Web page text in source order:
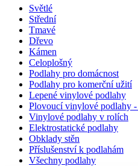
Světlé
Střední
Tmavé
Dřevo
Kámen
Celoplošný
Podlahy pro domácnost
Podlahy pro komerční užití
Lepené vinylové podlahy
Plovoucí vinylové podlahy
Vinylové podlahy v rolích
Elektrostatické podlahy
Obklady stěn
Příslušenství k podlahám
Všechny podlahy